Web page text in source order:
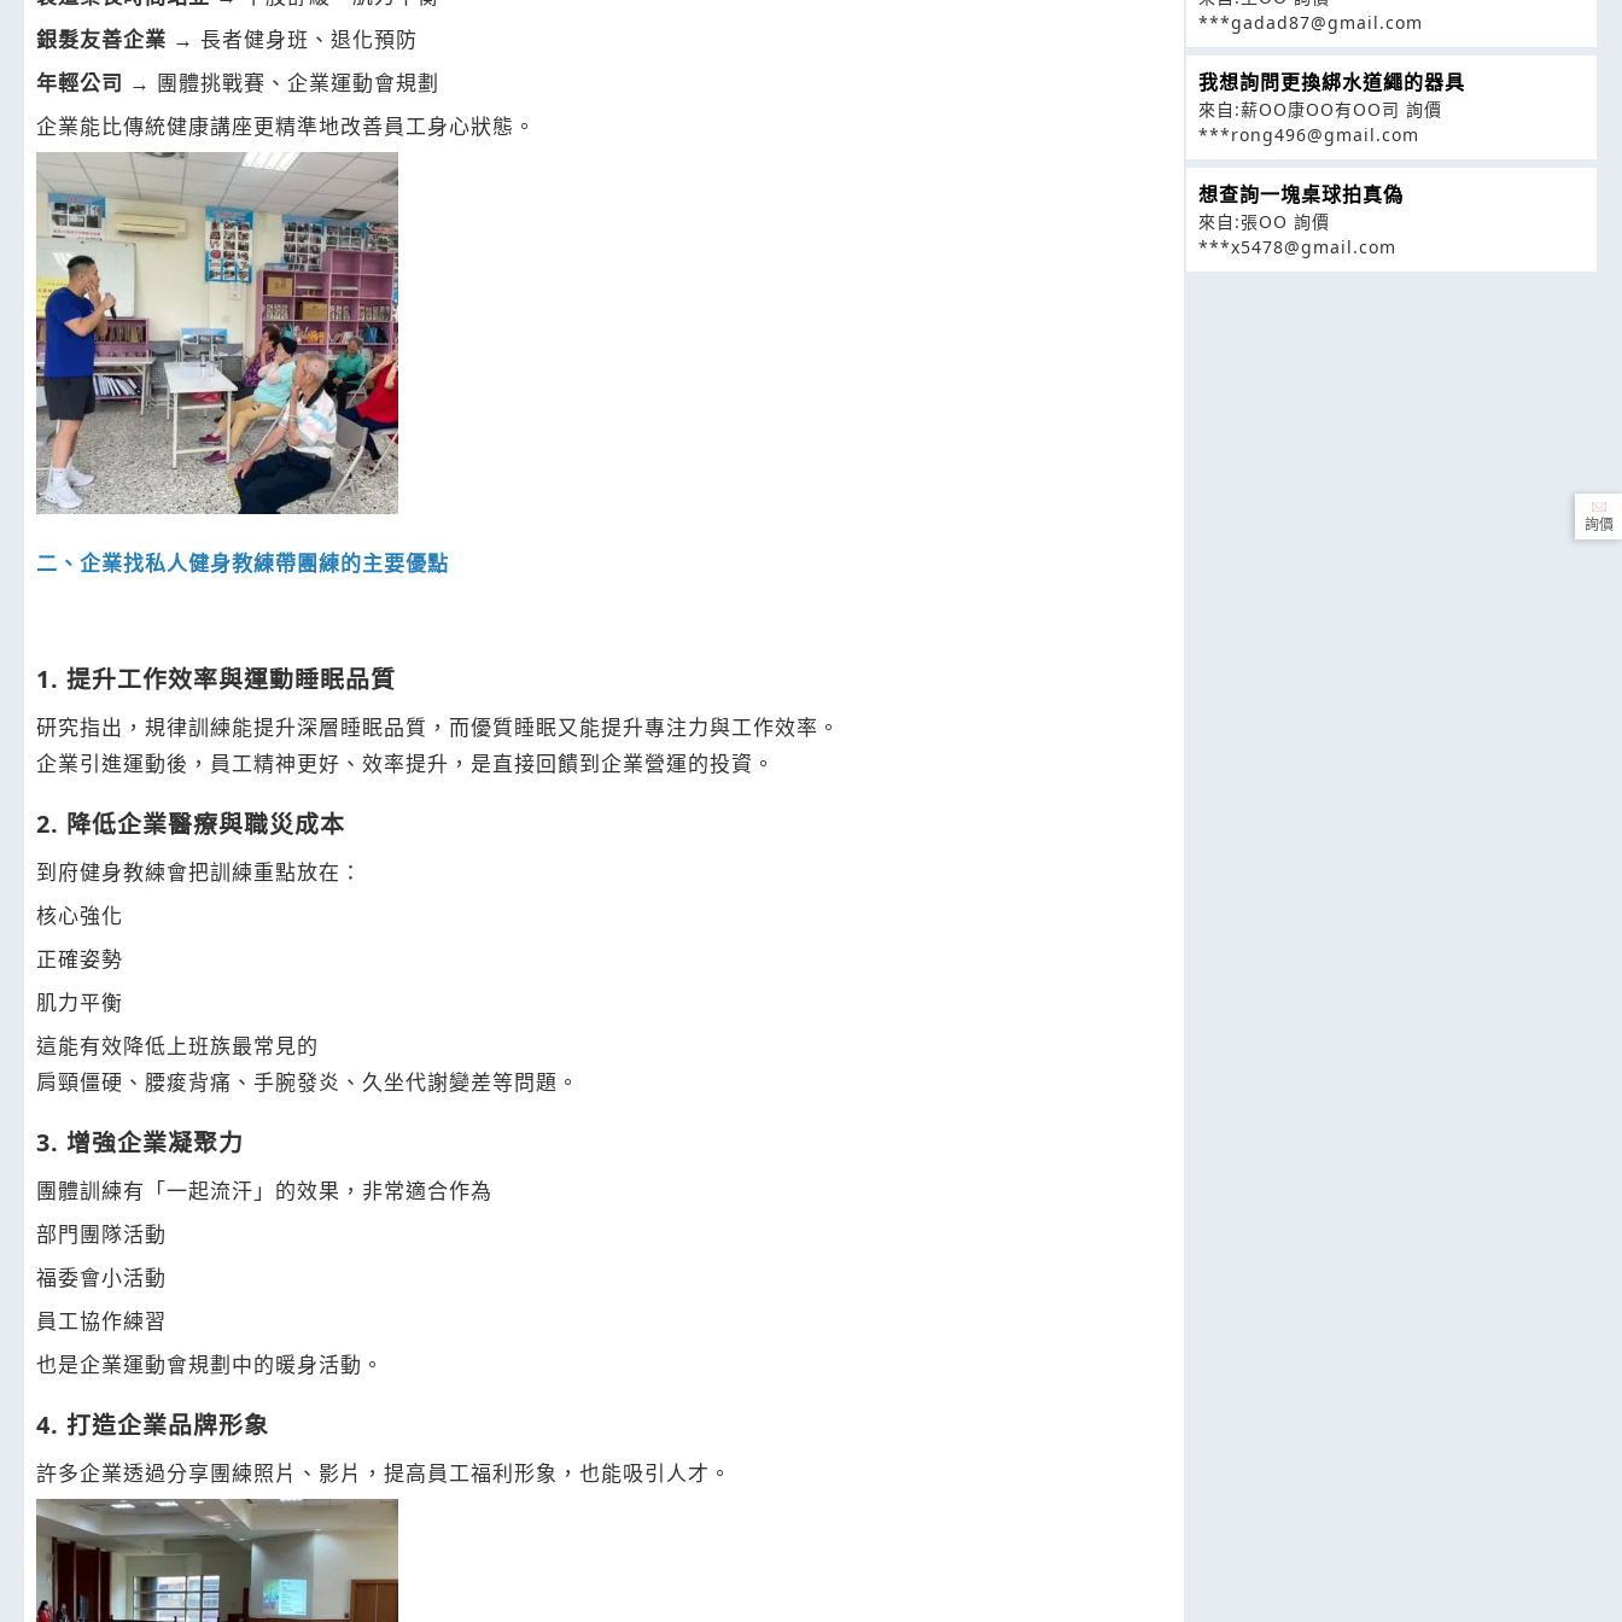
銀髮友善企業 → 長者健身班、退化預防
年輕公司 → 團體挑戰賽、企業運動會規劃
企業能比傳統健康講座更精準地改善員工身心狀態。
二、企業找私人健身教練帶團練的主要優點
1. 提升工作效率與運動睡眠品質
研究指出，規律訓練能提升深層睡眠品質，而優質睡眠又能提升專注力與工作效率。
企業引進運動後，員工精神更好、效率提升，是直接回饋到企業營運的投資。
2. 降低企業醫療與職災成本
到府健身教練會把訓練重點放在：
核心強化
正確姿勢
肌力平衡
這能有效降低上班族最常見的
肩頸僵硬、腰痠背痛、手腕發炎、久坐代謝變差等問題。
3. 增強企業凝聚力
團體訓練有「一起流汗」的效果，非常適合作為
部門團隊活動
福委會小活動
員工協作練習
也是企業運動會規劃中的暖身活動。
4. 打造企業品牌形象
許多企業透過分享團練照片、影片，提高員工福利形象，也能吸引人才。
***gadad87@gmail.com
我想詢問更換綁水道繩的器具
來自:薪OO康OO有OO司 詢價
***rong496@gmail.com
想查詢一塊桌球拍真偽
來自:張OO 詢價
***x5478@gmail.com
詢價